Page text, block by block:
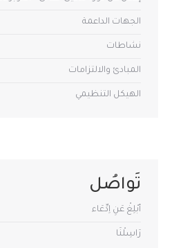
الجهات الداعمة
نشاطات
المبادئ والالتزامات
الهيكل التنظيمي
تَواصُل
أبْلِغْ عَنِ اِدِّعَاء
رَاسِلْنَا